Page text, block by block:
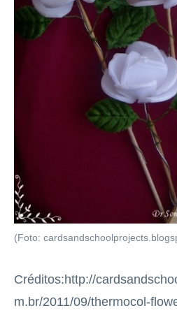
(Foto:
Créditos:http://
m.br/2011/09/thermocol-